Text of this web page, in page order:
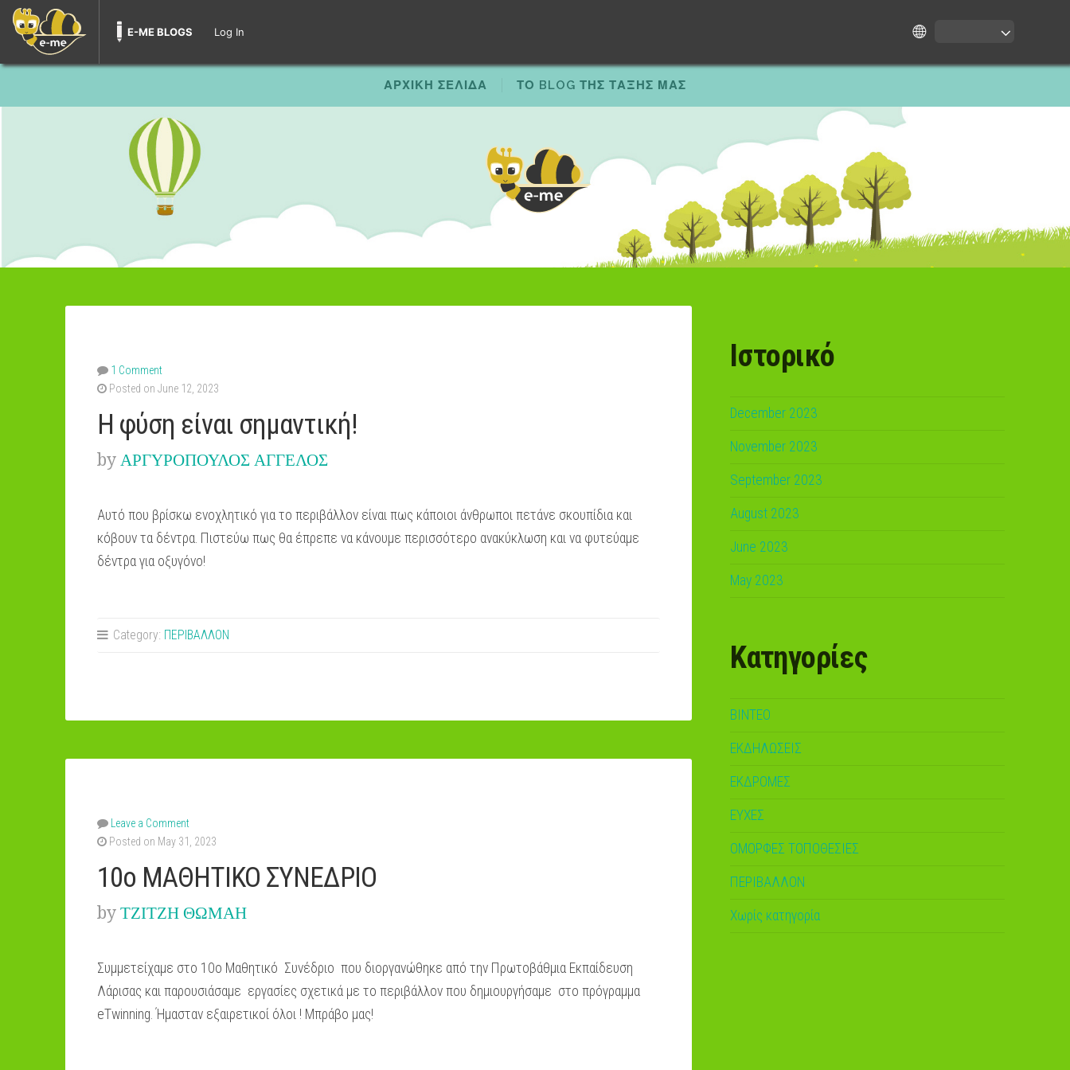
E-ME BLOGS Log In
ΑΡΧΙΚΗ ΣΕΛΙΔΑ ΤΟ BLOG ΤΗΣ ΤΑΞΗΣ ΜΑΣ
1 Comment
Posted on June 12, 2023
Η φύση είναι σημαντική!
by ΑΡΓΥΡΟΠΟΥΛΟΣ ΑΓΓΕΛΟΣ
Αυτό που βρίσκω ενοχλητικό για το περιβάλλον είναι πως κάποιοι άνθρωποι πετάνε σκουπίδια και
κόβουν τα δέντρα. Πιστεύω πως θα έπρεπε να κάνουμε περισσότερο ανακύκλωση και να φυτεύαμε
δέντρα για οξυγόνο!
Category: ΠΕΡΙΒΑΛΛΟΝ
Leave a Comment
Posted on May 31, 2023
10ο ΜΑΘΗΤΙΚΟ ΣΥΝΕΔΡΙΟ
by ΤΖΙΤΖΗ ΘΩΜΑΗ
Συμμετείχαμε στο 10ο Μαθητικό Συνέδριο που διοργανώθηκε από την Πρωτοβάθμια Εκπαίδευση
Λάρισας και παρουσιάσαμε εργασίες σχετικά με το περιβάλλον που δημιουργήσαμε στο πρόγραμμα
eTwinning. Ήμασταν εξαιρετικοί όλοι ! Μπράβο μας!
Ιστορικό
December 2023
November 2023
September 2023
August 2023
June 2023
May 2023
Kατηγορίες
ΒΙΝΤΕΟ
ΕΚΔΗΛΩΣΕΙΣ
ΕΚΔΡΟΜΕΣ
ΕΥΧΕΣ
ΟΜΟΡΦΕΣ ΤΟΠΟΘΕΣΙΕΣ
ΠΕΡΙΒΑΛΛΟΝ
Χωρίς κατηγορία